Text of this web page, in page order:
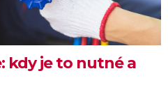
kdy je to nutné a